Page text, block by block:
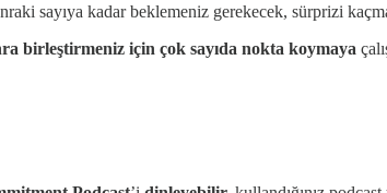
sayıya kadar beklemeniz gerekecek, sürprizi
birleştirmeniz için çok sayıda nokta koymaya